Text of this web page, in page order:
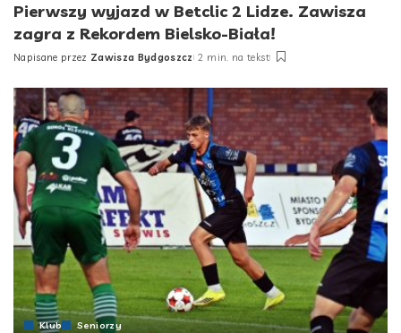
Pierwszy wyjazd w Betclic 2 Lidze. Zawisza
zagra z Rekordem Bielsko-Biała!
Posted
Napisane przez Zawisza Bydgoszcz 2 min. na tekst
Klub Seniorzy